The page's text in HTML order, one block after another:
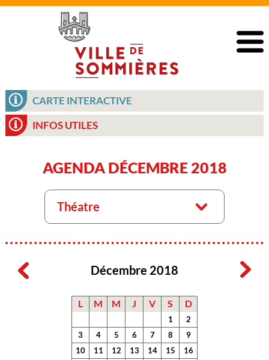
CARTE INTERACTIVE
INFOS UTILES
AGENDA DÉCEMBRE 2018
Théatre
Décembre 2018
L M M J V S D
1
2
3
4 5 6 7 8
9
10
11 12 13 14 15
16